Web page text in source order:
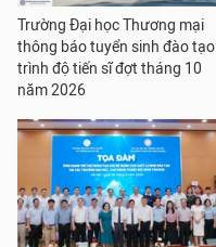
Trường Đại học Thương mại
thông báo tuyển sinh đào tạo
trình độ tiến sĩ đợt tháng 10
năm 2026